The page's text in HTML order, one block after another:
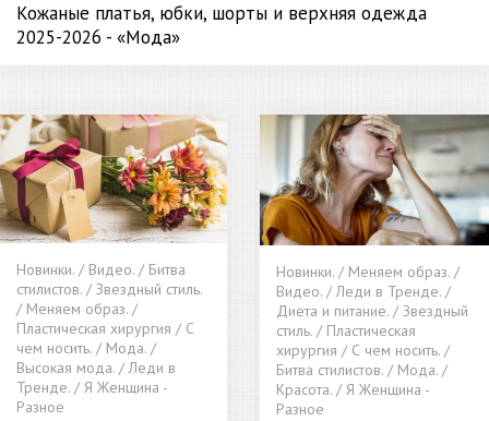
Кожаные платья, юбки, шорты и верхняя одежда
2025-2026 - «Мода»
Новинки. / Видео. / Битва
стилистов. / Звездный стиль.
/ Меняем образ. /
Пластическая хирургия / С
чем носить. / Мода. /
Высокая мода. / Леди в
Тренде. / Я Женщина -
Разное
Новинки. / Меняем образ. /
Видео. / Леди в Тренде. /
Диета и питание. / Звездный
стиль. / Пластическая
хирургия / С чем носить. /
Битва стилистов. / Мода. /
Красота. / Я Женщина -
Разное